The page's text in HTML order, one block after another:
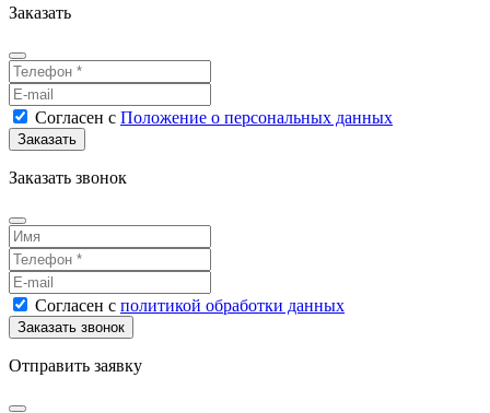
Заказать
Согласен с Положение о персональных данных
Заказать звонок
Согласен с политикой обработки данных
Отправить заявку